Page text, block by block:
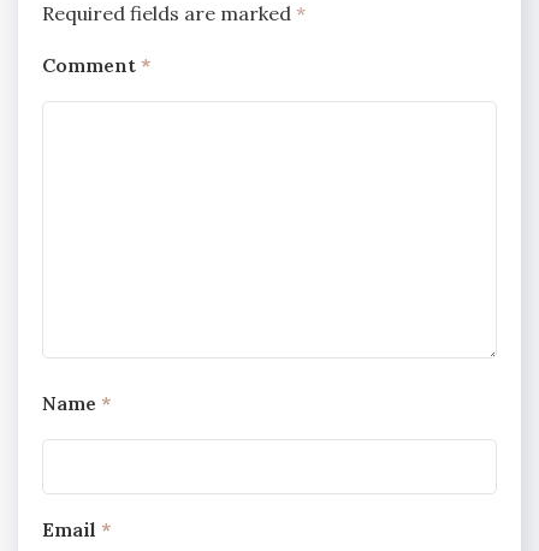
Required fields are marked *
Comment *
Name *
Email *